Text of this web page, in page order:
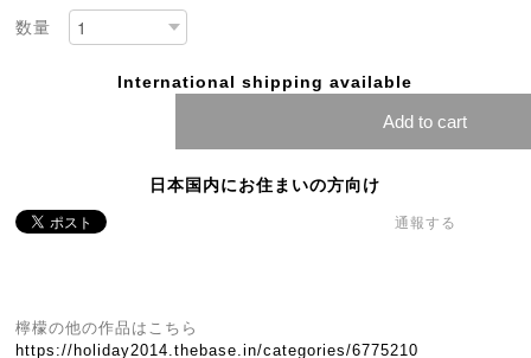
数量
International shipping available
Add to cart
日本国内にお住まいの方向け
通報する
檸檬の他の作品はこちら
https://holiday2014.thebase.in/categories/6775210